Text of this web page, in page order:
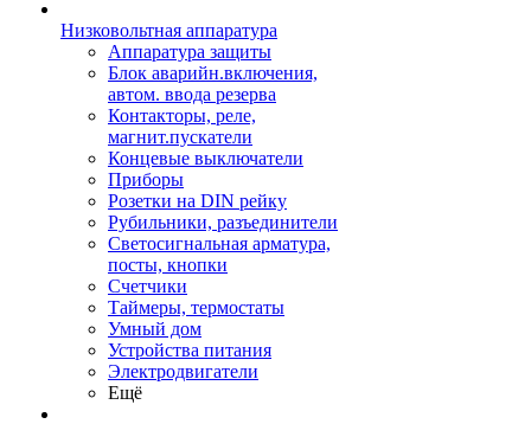
Низковольтная аппаратура
Аппаратура защиты
Блок аварийн.включения,
автом. ввода резерва
Контакторы, реле,
магнит.пускатели
Концевые выключатели
Приборы
Розетки на DIN рейку
Рубильники, разъединители
Светосигнальная арматура,
посты, кнопки
Счетчики
Таймеры, термостаты
Умный дом
Устройства питания
Электродвигатели
Ещё